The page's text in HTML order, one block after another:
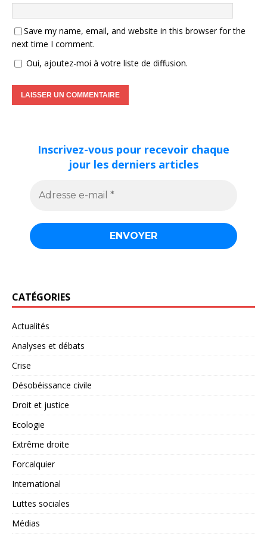
Save my name, email, and website in this browser for the
next time I comment.
Oui, ajoutez-moi à votre liste de diffusion.
Inscrivez-vous pour recevoir chaque
jour les derniers articles
CATÉGORIES
Actualités
Analyses et débats
Crise
Désobéissance civile
Droit et justice
Ecologie
Extrême droite
Forcalquier
International
Luttes sociales
Médias